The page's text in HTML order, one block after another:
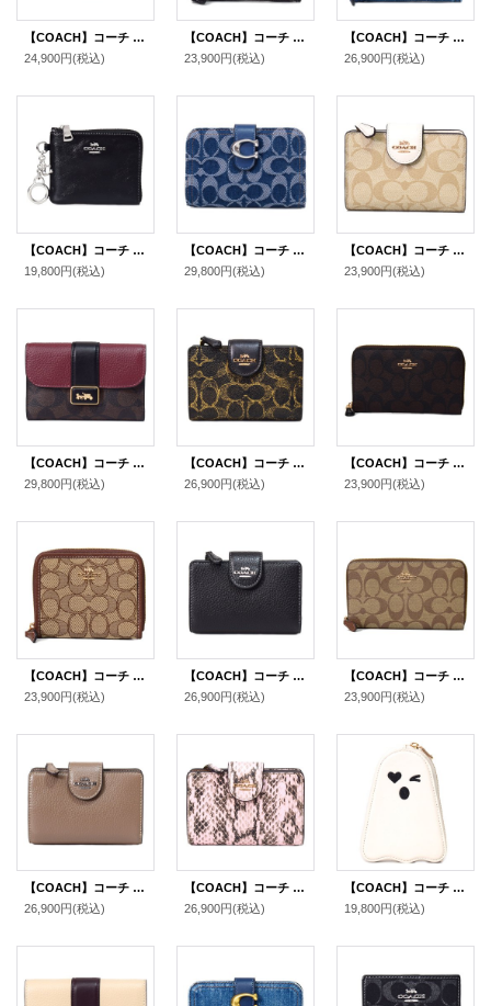
【COACH】コーチ コーティングキャンバス レザー シグネチャー スネーク パイソン クリオ ミディアム ウォレット 二つ折り財布 ライトカーキチャークマルチ（日本未発売）
24,900円(税込)
【COACH】コーチ ジャガード レザー シグネチャー ロゴ スモール ジップ アラウンド ウォレット 二つ折り 財布 ブラックスモークブラックマルチ〔日本未発売〕
23,900円(税込)
【COACH】コーチ 財布 デニム レザー エッセンシャル ビルフォールド ロゴ スナップ ウォレット 二つ折り 財布 ディープブルー（日本未発売）
26,900円(税込)
【COACH】コーチ 財布 シャイニー スムースレザー ロゴ キーリング チャーム付き スモール コーナー ジップ ウォレット 財布 ブラック〔日本未発売〕
19,800円(税込)
【COACH】コーチ 財布 デニム レザー シグネチャー タビー ロゴ コンパクト ウォレット 二つ折り財布 ディープブルーマルチ（日本未発売）
29,800円(税込)
【COACH】コーチ コーティングキャンバス スムースレザー シグネチャー ミディアム コーナー ジップ ウォレット 二つ折り財布 ライトカーキ×チャーク（日本未発売）
23,900円(税込)
【COACH】コーチ コーティングキャンバス レザー シグネチャー グレース ミディアム ウォレット フラップ 二つ折り財布 ブラウンブラックマルチ（日本未発売）
29,800円(税込)
【COACH】コーチ 財布 コーティングキャンバス レザー シグネチャー ラブド ミディアム コーナー ジップ ウォレット 二つ折り財布 ブラウン（日本未発売）
26,900円(税込)
【COACH】コーチ コーティングキャンバス レザー シグネチャー ミディアム ジップ アラウンド ウォレット 財布 ブラウン×ブラック（日本未発売）
23,900円(税込)
【COACH】コーチ ジャガード レザー シグネチャー ロゴ スモール ジップ アラウンド ウォレット 二つ折り 財布 カーキ×サドルマルチ〔日本未発売〕
23,900円(税込)
【COACH】コーチ 財布 ぺブルレザー ロゴ ミディアム コーナー ジップ ウォレット 二つ折り財布 シルバー×ブラック（日本未発売）
26,900円(税込)
【COACH】コーチ コーティングキャンバス シグネチャー ミディアム ジップ アラウンド ウォレット 財布 カーキ×サドル2（日本未発売）
23,900円(税込)
【COACH】コーチ 財布 ぺブルレザー ロゴ ミディアム コーナー ジップ ウォレット 二つ折り財布 ダークストーン（日本未発売）
26,900円(税込)
【COACH】コーチ 財布 パイソン スネークレザー エンボスドアニマル ロゴ ミディアム コーナー ジップ ウォレット 二つ折り財布 ピンク（日本未発売）
26,900円(税込)
【COACH】コーチ レザー ゴースト おばけ ジップ コインポーチ コインケース チャークマルチ〔日本未発売〕
19,800円(税込)